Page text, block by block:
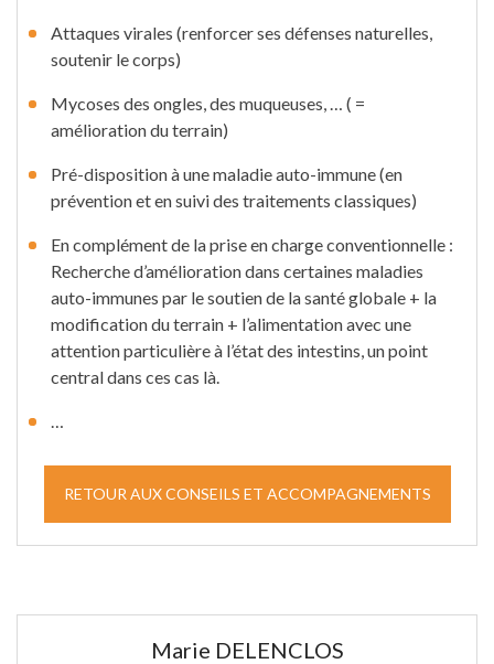
Attaques virales (renforcer ses défenses naturelles,
soutenir le corps)
Mycoses des ongles, des muqueuses, … ( =
amélioration du terrain)
Pré-disposition à une maladie auto-immune (en
prévention et en suivi des traitements classiques)
En complément de la prise en charge conventionnelle :
Recherche d’amélioration dans certaines maladies
auto-immunes par le soutien de la santé globale + la
modification du terrain + l’alimentation avec une
attention particulière à l’état des intestins, un point
central dans ces cas là.
…
RETOUR AUX CONSEILS ET ACCOMPAGNEMENTS
Marie DELENCLOS